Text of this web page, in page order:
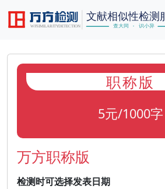
职称版
5元/1000字
万方职称版
检测时可选择发表日期